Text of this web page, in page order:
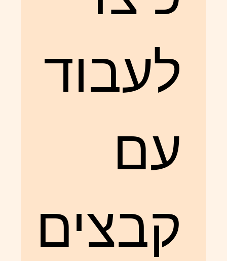
לעבוד
עם
קבצים